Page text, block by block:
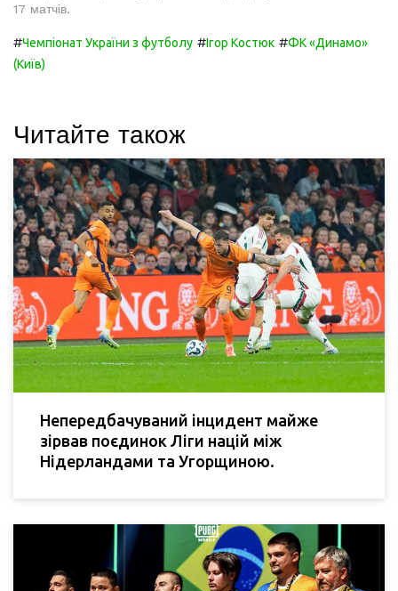
17 матчів.
#Чемпіонат України з футболу #Ігор Костюк #ФК «Динамо»
(Київ)
Читайте також
Непередбачуваний інцидент майже
зірвав поєдинок Ліги націй між
Нідерландами та Угорщиною.